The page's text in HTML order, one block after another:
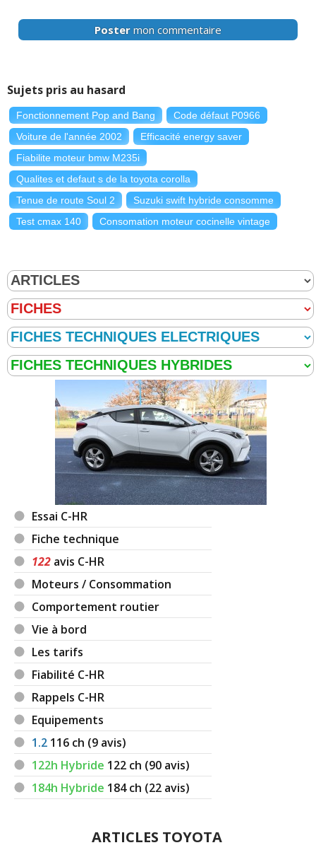
Poster mon commentaire
Sujets pris au hasard
Fonctionnement Pop and Bang
Code défaut P0966
Voiture de l'année 2002
Efficacité energy saver
Fiabilite moteur bmw M235i
Qualites et defaut s de la toyota corolla
Tenue de route Soul 2
Suzuki swift hybride consomme
Test cmax 140
Consomation moteur cocinelle vintage
Essai C-HR
Fiche technique
122 avis C-HR
Moteurs / Consommation
Comportement routier
Vie à bord
Les tarifs
Fiabilité C-HR
Rappels C-HR
Equipements
1.2 116 ch (9 avis)
122h Hybride 122 ch (90 avis)
184h Hybride 184ch (22 avis)
ARTICLES TOYOTA